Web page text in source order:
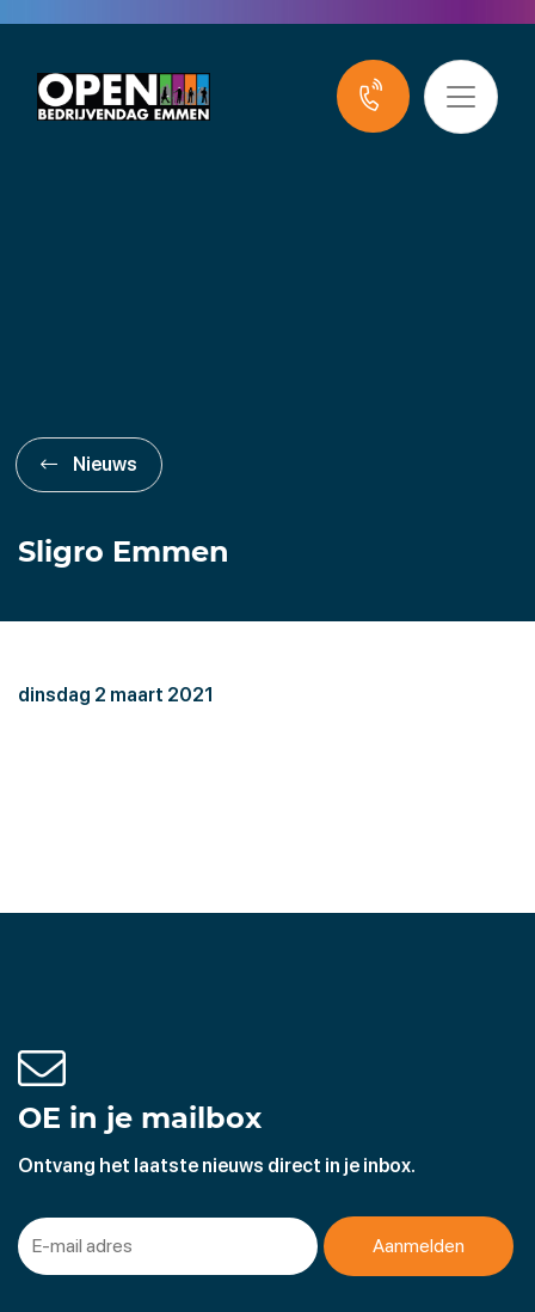
Nieuws
Sligro Emmen
dinsdag 2 maart 2021
OE in je mailbox
Ontvang het laatste nieuws direct in je inbox.